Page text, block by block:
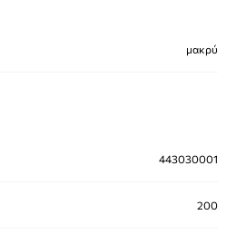
μακρύ
443030001
200